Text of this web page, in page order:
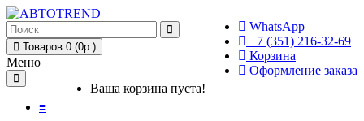
WhatsApp
+7 (351) 216-32-69
Корзина
Оформление заказа
Товаров 0 (0р.)
Ваша корзина пуста!
Меню
≡